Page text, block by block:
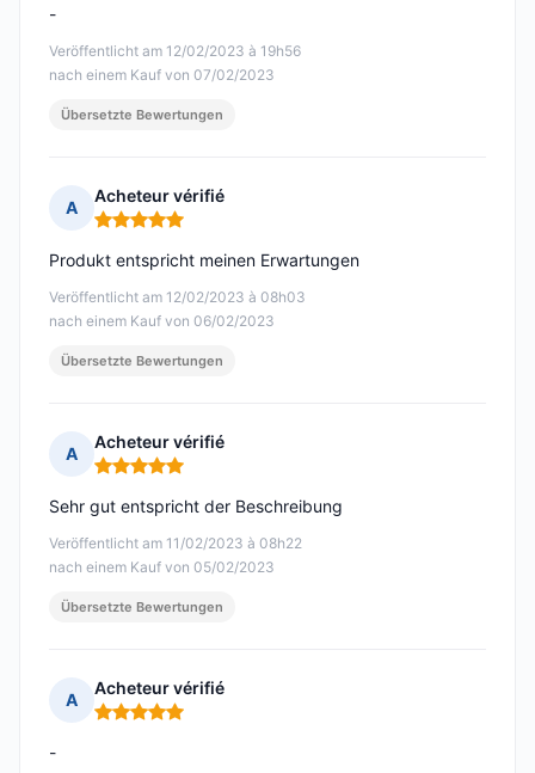
Veröffentlicht am 12/02/2023 à 19h56
nach einem Kauf von 07/02/2023
-
Übersetzte Bewertungen
A
Acheteur vérifié
Hinweis: 5 von 5
Veröffentlicht am 12/02/2023 à 08h03
nach einem Kauf von 06/02/2023
Produkt entspricht meinen Erwartungen
Übersetzte Bewertungen
A
Acheteur vérifié
Hinweis: 5 von 5
Veröffentlicht am 11/02/2023 à 08h22
nach einem Kauf von 05/02/2023
Sehr gut entspricht der Beschreibung
Übersetzte Bewertungen
A
Acheteur vérifié
Hinweis: 5 von 5
-